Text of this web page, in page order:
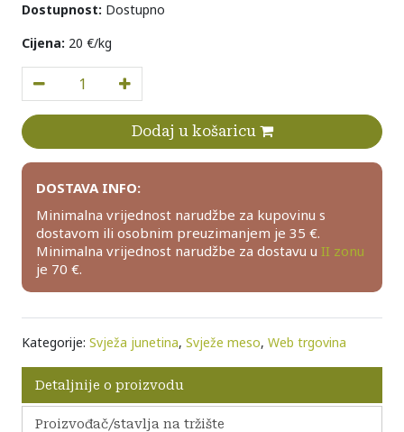
Dostupnost: Dostupno
Cijena: 20 €/kg
Juneće kockice za gulaš/varivo, 1 kg količina
Dodaj u košaricu
DOSTAVA INFO:
Minimalna vrijednost narudžbe za kupovinu s
dostavom ili osobnim preuzimanjem je 35 €.
Minimalna vrijednost narudžbe za dostavu u II zonu
je 70 €.
Kategorije: Svježa junetina, Svježe meso, Web trgovina
Detaljnije o proizvodu
Proizvođač/stavlja na tržište